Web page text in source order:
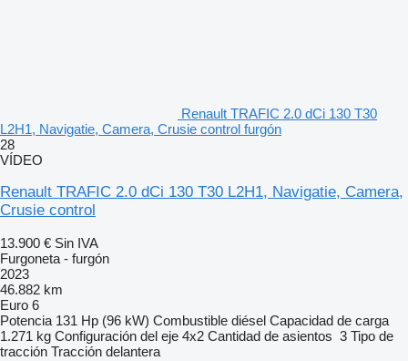
Renault TRAFIC 2.0 dCi 130 T30
L2H1, Navigatie, Camera, Crusie control furgón
28
VÍDEO
Renault TRAFIC 2.0 dCi 130 T30 L2H1, Navigatie, Camera,
Crusie control
13.900 € Sin IVA
Furgoneta - furgón
2023
46.882 km
Euro 6
Potencia 131 Hp (96 kW) Combustible diésel Capacidad de carga
1.271 kg Configuración del eje 4x2 Cantidad de asientos 3 Tipo de
tracción Tracción delantera